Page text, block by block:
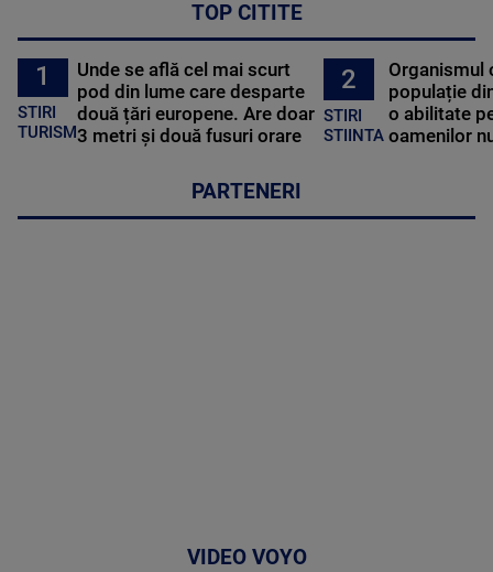
TOP CITITE
1
STIRI
TURISM
Unde se află cel mai scurt
pod din lume care desparte
două țări europene. Are doar
3 metri și două fusuri orare
2
STIRI
STIINTA
Organismul
populație
o abilitate
oamenilor
PARTENERI
VIDEO VOYO